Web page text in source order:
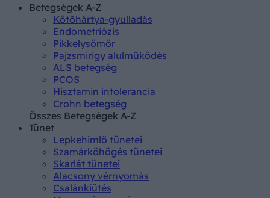
Betegségek A-Z
Kötőhártya-gyulladás
Endometriózis
Pikkelysömör
Pajzsmirigy alulműködés
ALS betegség
PCOS
Hisztamin intolerancia
Crohn betegség
Összes Betegségek A-Z
Tünet
Lepkehimlő tünetei
Szamárköhögés tünetei
Skarlát tünetei
Alacsony vérnyomás
Csalánkiütés